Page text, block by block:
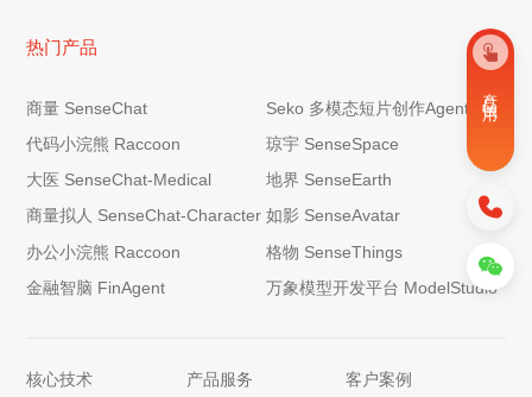
热门产品
商量 SenseChat
Seko 多模态短片创作Agent
代码小浣熊 Raccoon
琼宇 SenseSpace
大医 SenseChat-Medical
地界 SenseEarth
商量拟人 SenseChat-Character 如影 SenseAvatar
办公小浣熊 Raccoon
格物 SenseThings
金融智脑 FinAgent
万象模型开发平台 ModelStudio
核心技术 产品服务 客户案例